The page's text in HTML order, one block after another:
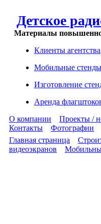
Детское
Материалы
Клиенты агентства
Мобильные стенды
Изготовление
Аренда
О компании
Проекты /
Контакты
Фотографии
Главная страница
видеоэкранов